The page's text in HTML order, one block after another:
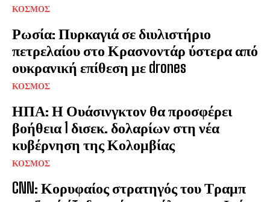
Facebook
Twitter
EmailGmailViberShare
ΚΟΣΜΟΣ
Ρωσία: Πυρκαγιά σε διυλιστήριο
πετρελαίου στο Κρασνοντάρ ύστερα από
ουκρανική επίθεση με drones
ΚΟΣΜΟΣ
ΗΠΑ: Η Ουάσινγκτον θα προσφέρει
βοήθεια 1 δισεκ. δολαρίων στη νέα
κυβέρνηση της Κολομβίας
ΚΟΣΜΟΣ
CNN: Κορυφαίος στρατηγός του Τραμπ